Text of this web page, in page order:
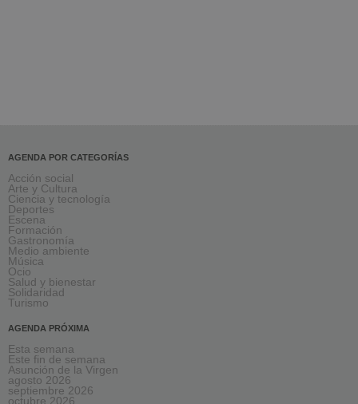
AGENDA POR CATEGORÍAS
Acción social
Arte y Cultura
Ciencia y tecnología
Deportes
Escena
Formación
Gastronomía
Medio ambiente
Música
Ocio
Salud y bienestar
Solidaridad
Turismo
AGENDA PRÓXIMA
Esta semana
Este fin de semana
Asunción de la Virgen
agosto 2026
septiembre 2026
octubre 2026